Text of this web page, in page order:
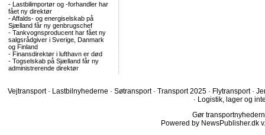
- Lastbilimportør og -forhandler har
fået ny direktør
-Affalds- og energiselskab på
Sjælland får ny genbrugschef
- Tankvognsproducent har fået ny
salgsrådgiver i Sverige, Danmark
og Finland
- Finansdirektør i lufthavn er død
- Togselskab på Sjælland får ny
administrerende direktør
Vejtransport · Lastbilnyhederne · Søtransport · Transport 2025 · Flytransport ·
· Logistik, lager og
Gør
Powered by NewsPublisher.dk